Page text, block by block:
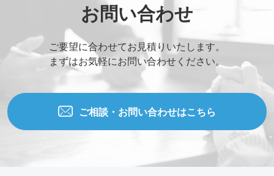
お問い合わせ
ご要望に合わせてお見積りいたします。
まずはお気軽にお問い合わせください。
ご相談・お問い合わせはこちら